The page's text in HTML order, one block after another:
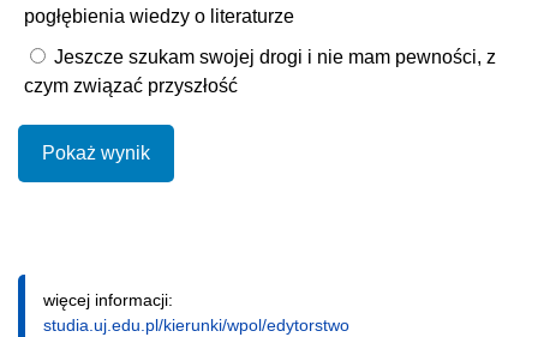
pogłębienia wiedzy o literaturze
Jeszcze szukam swojej drogi i nie mam pewności, z
czym związać przyszłość
Pokaż wynik
więcej informacji:
studia.uj.edu.pl/kierunki/wpol/edytorstwo